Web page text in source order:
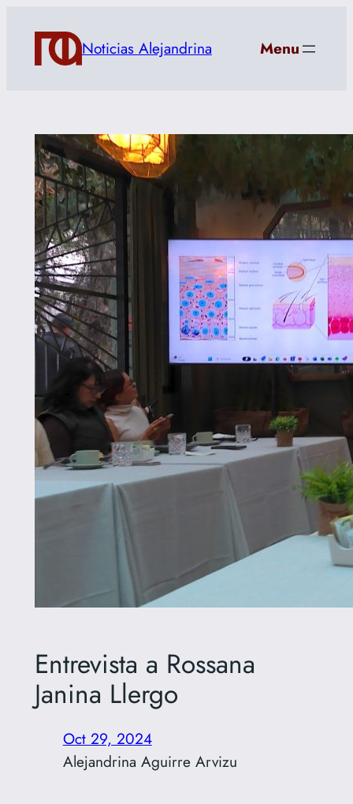
contenido
Noticias Alejandrina Menu
Entrevista a Rossana
Janina Llergo
Oct 29, 2024
Alejandrina Aguirre Arvizu